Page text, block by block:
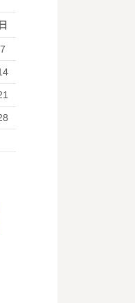
日
7